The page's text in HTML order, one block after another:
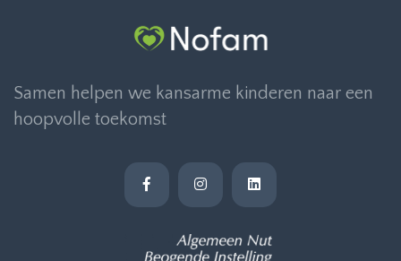
Samen helpen we kansarme kinderen naar een
hoopvolle toekomst